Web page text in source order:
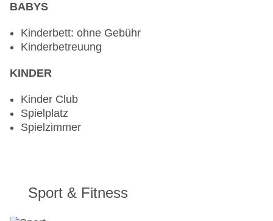
BABYS
Kinderbett: ohne Gebühr
Kinderbetreuung
KINDER
Kinder Club
Spielplatz
Spielzimmer
Sport & Fitness